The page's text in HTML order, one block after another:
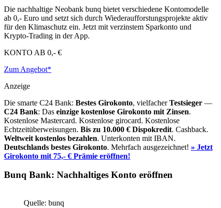
Die nachhaltige Neobank bunq bietet verschiedene Kontomodelle
ab 0,- Euro und setzt sich durch Wiederaufforstungsprojekte aktiv
für den Klimaschutz ein. Jetzt mit verzinstem Sparkonto und
Krypto-Trading in der App.
KONTO AB 0,- €
Zum Angebot*
Anzeige
Die smarte C24 Bank: Bestes Girokonto, vielfacherTestsieger —
C24 Bank: Das einzige kostenlose Girokonto mit Zinsen.
Kostenlose Mastercard. Kostenlose girocard. Kostenlose
Echtzeitüberweisungen. Bis zu 10.000 € Dispokredit. Cashback.
Weltweit kostenlos bezahlen. Unterkonten mit IBAN.
Deutschlands bestes Girokonto. Mehrfach ausgezeichnet! » Jetzt
Girokonto mit 75,- € Prämie eröffnen!
Bunq Bank: Nachhaltiges Konto eröffnen
Quelle: bunq